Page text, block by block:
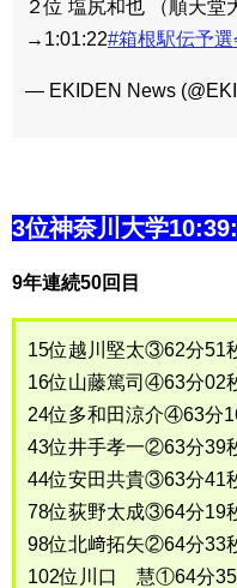
２位 塩尻和也 （順天堂
→1:01:22#箱根駅伝予選
— EKIDEN News
3位神奈川大学
9年連続50回目
15位越川堅太③62分51
16位山藤篤司④63分02
24位多和田涼介④63分
43位井手孝一②63分39
44位安田共貴③63分41
78位荻野太成③64分19
98位北﨑拓矢②64分33
102位川口 慧①64分